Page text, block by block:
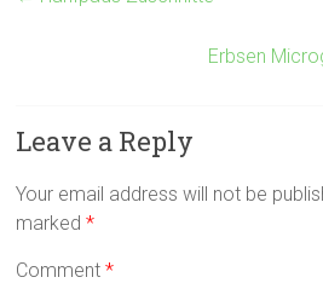
Erbsen
Leave a Reply
Your email address will not be
marked*
Comment*